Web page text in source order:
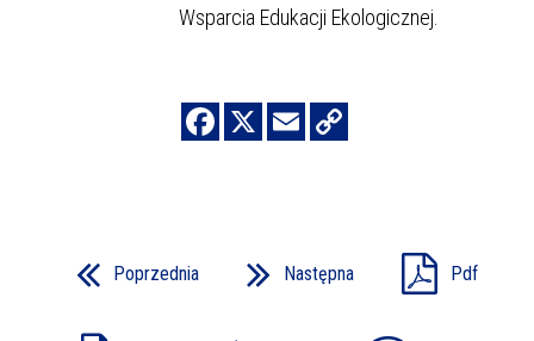
Wsparcia Edukacji Ekologicznej.
Poprzednia Następna Pdf